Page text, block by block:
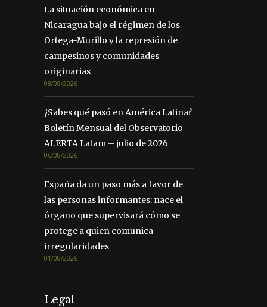
La situación económica en
Nicaragua bajo el régimen de los
Ortega-Murillo y la represión de
campesinos y comunidades
originarias
08/08/2026
¿Sabes qué pasó en América Latina?
Boletín Mensual del Observatorio
ALERTA Latam – julio de 2026
06/08/2026
España da un paso más a favor de
las personas informantes: nace el
órgano que supervisará cómo se
protege a quien comunica
irregularidades
01/08/2026
Legal